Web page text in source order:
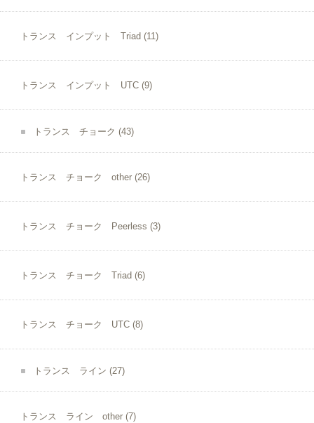
トランス インプット Triad (11)
トランス インプット UTC (9)
トランス チョーク (43)
トランス チョーク other (26)
トランス チョーク Peerless (3)
トランス チョーク Triad (6)
トランス チョーク UTC (8)
トランス ライン (27)
トランス ライン other (7)